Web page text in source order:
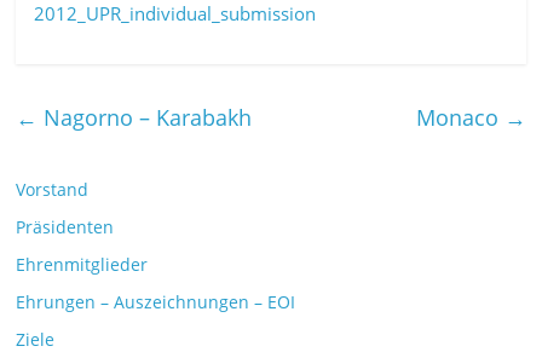
2012_UPR_individual_submission
← Nagorno – Karabakh Monaco →
Vorstand
Präsidenten
Ehrenmitglieder
Ehrungen – Auszeichnungen – EOI
Ziele